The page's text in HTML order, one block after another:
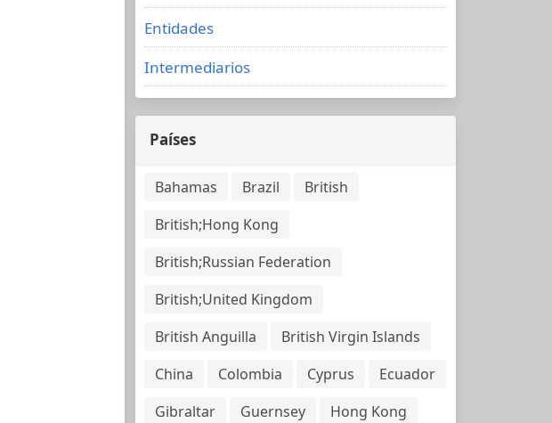
Entidades
Intermediarios
Países
Bahamas Brazil
British
British;Hong Kong
British;Russian Federation
British;United Kingdom
British Anguilla
British Virgin Islands
China
Colombia Cyprus
Ecuador
Gibraltar
Guernsey
Hong Kong